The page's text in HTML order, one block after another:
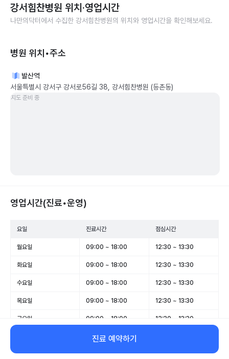
강서힘찬병원 위치·영업시간
나만의닥터에서 수집한 강서힘찬병원의 위치와 영업시간을 확인해보세요.
병원 위치•주소
발산역
서울특별시 강서구 강서로56길 38, 강서힘찬병원 (등촌동)
지도 준비 중
영업시간(진료•운영)
요일 진료시간 점심시간
월요일 09:00 ~ 18:00 12:30 ~ 13:30
화요일 09:00 ~ 18:00 12:30 ~ 13:30
수요일 09:00 ~ 18:00 12:30 ~ 13:30
목요일 09:00 ~ 18:00 12:30 ~ 13:30
금요일 09:00 ~ 18:00 12:30 ~ 13:30
09:00 ~ 13:00
일요일 휴무 -
진료 예약하기